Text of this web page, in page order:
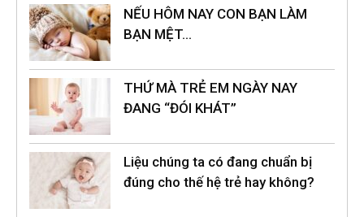
NẾU HÔM NAY CON BẠN LÀM
BẠN MỆT…
THỨ MÀ TRẺ EM NGÀY NAY
ĐANG “ĐÓI KHÁT”
Liệu chúng ta có đang chuẩn bị
đúng cho thế hệ trẻ hay không?